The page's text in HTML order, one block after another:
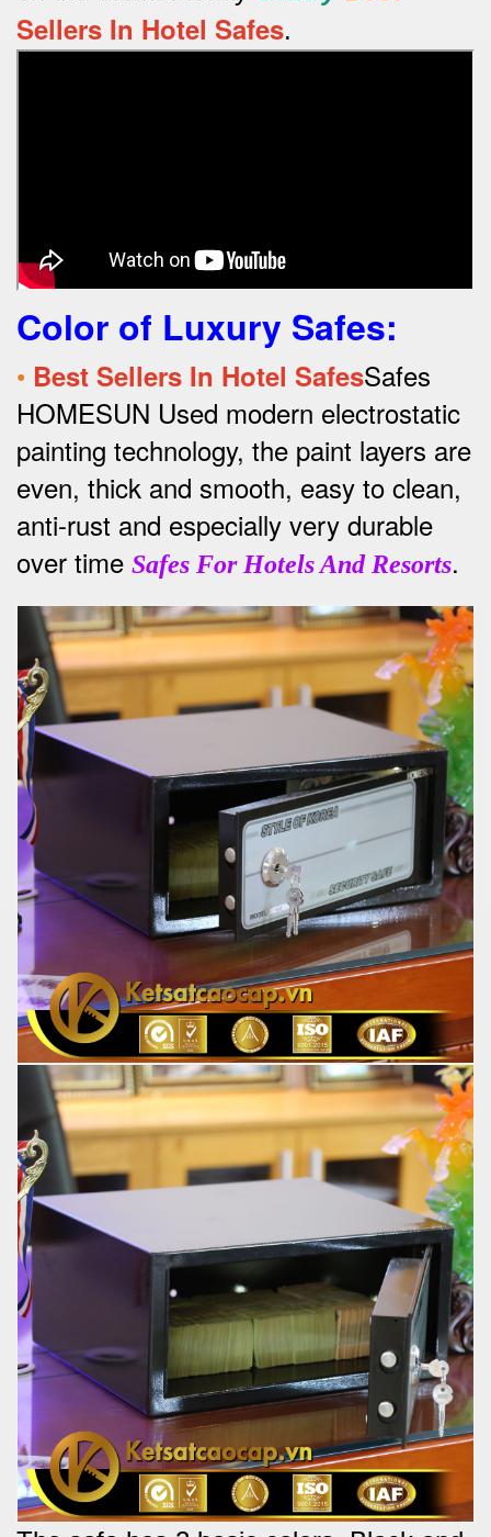
Sellers In Hotel Safes.
Color of Luxury Safes:
• Best Sellers In Hotel SafesSafes
HOMESUN Used modern electrostatic
painting technology, the paint layers are
even, thick and smooth, easy to clean,
anti-rust and especially very durable
over time Safes For Hotels And Resorts.